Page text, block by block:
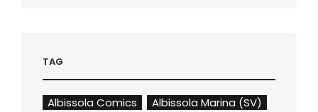
TAG
Albissola Comics
Albissola Marina (SV)